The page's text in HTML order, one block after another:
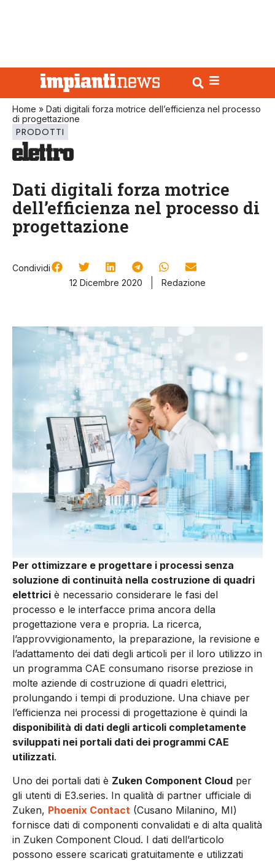
Home » Dati digitali forza motrice dell’efficienza nel processo
di progettazione
PRODOTTI
Dati digitali forza motrice
dell’efficienza nel processo di
progettazione
Condividi
12 Dicembre 2020
Redazione
Per ottimizzare e progettare i processi senza
soluzione di continuità nella costruzione di quadri
elettrici è necessario considerare le fasi del
processo e le interfacce prima ancora della
progettazione vera e propria. La ricerca,
l’approvvigionamento, la preparazione, la revisione e
l’adattamento dei dati degli articoli per il loro utilizzo in
un programma CAE consumano risorse preziose in
molte aziende di costruzione di quadri elettrici,
prolungando i tempi di produzione. Una chiave per
l’efficienza nei processi di progettazione è quindi la
disponibilità di dati degli articoli completamente
sviluppati nei portali dati dei programmi CAE
utilizzati.
Uno dei portali dati è Zuken Component Cloud per
gli utenti di E3.series. In qualità di partner ufficiale di
Zuken, Phoenix Contact (Cusano Milanino, MI)
fornisce dati di componenti convalidati e di alta qualità
in Zuken Component Cloud. I dati dell’articolo
possono essere scaricati gratuitamente e utilizzati